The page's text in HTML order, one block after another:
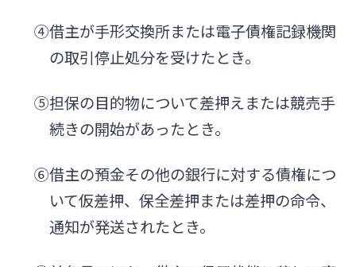
④借主が手形交換所または電子債権記録機関
の取引停止処分を受けたとき。
⑤担保の目的物について差押えまたは競売手
続きの開始があったとき。
⑥借主の預金その他の銀行に対する債権につ
いて仮差押、保全差押または差押の命令、
通知が発送されたとき。